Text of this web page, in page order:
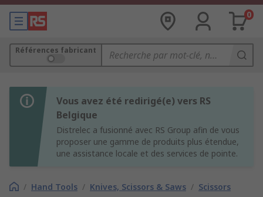
0
Références fabricant
Vous avez été redirigé(e) vers RS
Belgique
Distrelec a fusionné avec RS Group afin de vous
proposer une gamme de produits plus étendue,
une assistance locale et des services de pointe.
/ Hand Tools / Knives, Scissors & Saws / Scissors